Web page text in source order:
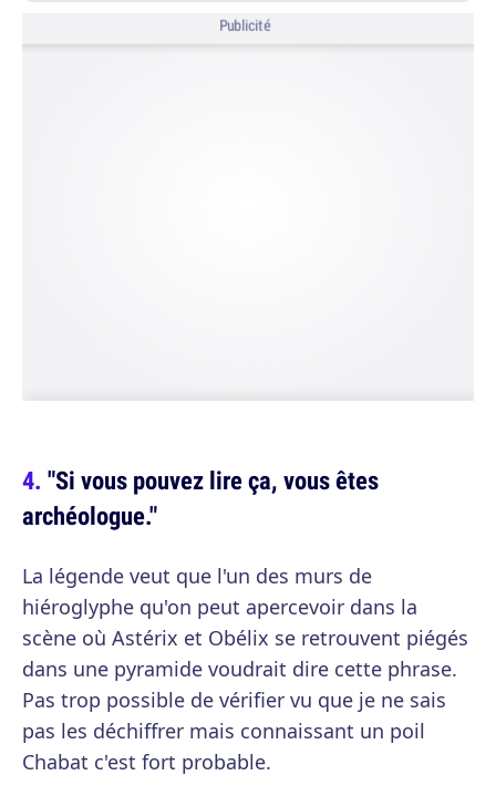
Publicité
"Si vous pouvez lire ça, vous êtes
archéologue."
La légende veut que l'un des murs de
hiéroglyphe qu'on peut apercevoir dans la
scène où Astérix et Obélix se retrouvent piégés
dans une pyramide voudrait dire cette phrase.
Pas trop possible de vérifier vu que je ne sais
pas les déchiffrer mais connaissant un poil
Chabat c'est fort probable.